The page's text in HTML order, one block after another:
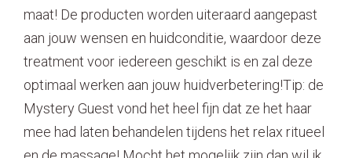
maat! De producten worden uiteraard aangepast
aan jouw wensen en huidconditie, waardoor deze
treatment voor iedereen geschikt is en zal deze
optimaal werken aan jouw huidverbetering!Tip: de
Mystery Guest vond het heel fijn dat ze het haar
mee had laten behandelen tijdens het relax ritueel